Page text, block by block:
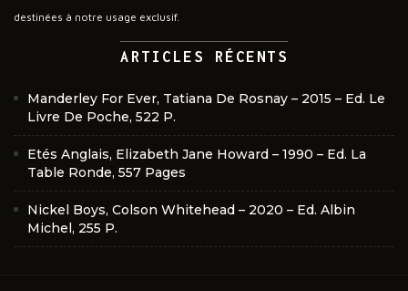
destinées à notre usage exclusif.
ARTICLES RÉCENTS
Manderley For Ever, Tatiana De Rosnay – 2015 – Ed. Le
Livre De Poche, 522 P.
Etés Anglais, Elizabeth Jane Howard – 1990 – Ed. La
Table Ronde, 557 Pages
Nickel Boys, Colson Whitehead – 2020 – Ed. Albin
Michel, 255 P.